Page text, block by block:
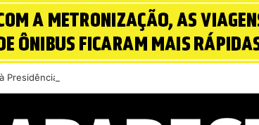
Presidência do Brasil, participa de sabatina na GloboNews